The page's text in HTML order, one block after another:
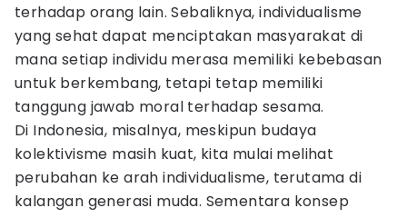
terhadap orang lain. Sebaliknya, individualisme
yang sehat dapat menciptakan masyarakat di
mana setiap individu merasa memiliki kebebasan
untuk berkembang, tetapi tetap memiliki
tanggung jawab moral terhadap sesama.
Di Indonesia, misalnya, meskipun budaya
kolektivisme masih kuat, kita mulai melihat
perubahan ke arah individualisme, terutama di
kalangan generasi muda. Sementara konsep